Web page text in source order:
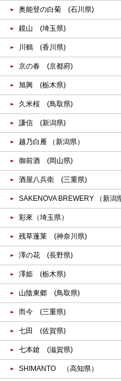
奥能登の白菊 (石川県)
鏡山 (埼玉県)
川鶴 (香川県)
京の春 (京都府)
旭興 (栃木県)
久米桜 (鳥取県)
謙信 (新潟県)
越乃白雁 （新潟県）
御前酒 (岡山県)
酒屋八兵衛 (三重県)
SAKENOVA BREWERY （新潟
彩來（埼玉県）
残草蓬莱 (神奈川県)
澤の花 (長野県)
澤姫 (栃木県)
山陰東郷 (鳥取県)
而今 (三重県)
七田 (佐賀県)
七本鎗 (滋賀県)
SHIMANTO （高知県）